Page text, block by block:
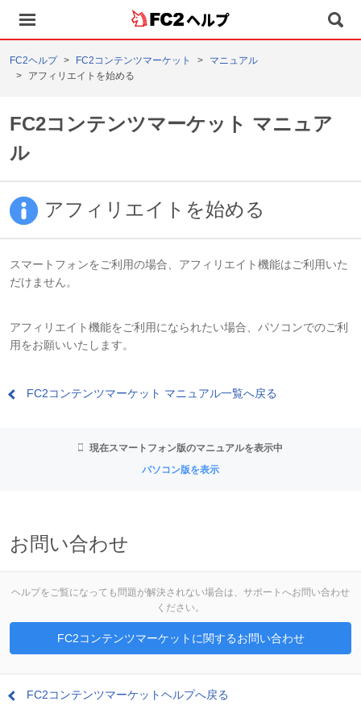
ヘルプ
FC2ヘルプ FC2コンテンツマーケット
マニュアル
アフィリエイトを始める
FC2コンテンツマーケット マニュア
ル
アフィリエイトを始める
スマートフォンをご利用の場合、アフィリエイト機能はご利用いた
だけません。
アフィリエイト機能をご利用になられたい場合、パソコンでのご利
用をお願いいたします。
FC2コンテンツマーケット マニュアル一覧へ戻る
現在スマートフォン版のマニュアルを表示中
パソコン版を表示
お問い合わせ
ヘルプをご覧になっても問題が解決されない場合は、サポートへお問い合わせ
ください。
FC2コンテンツマーケットに関するお問い合わせ
FC2コンテンツマーケットヘルプへ戻る